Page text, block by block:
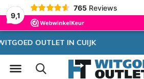
9,1
765 Reviews